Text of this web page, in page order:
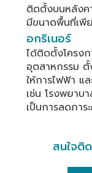
ติดตั้งบนหลัง
อกริเนอร์
ได้ติดตั้งโครงก
อุตสาหกรรม ตั้
ให้การไฟฟ้า แ
เช่น โรงพยาบ
เป็นการลดภาร
สนใจติ